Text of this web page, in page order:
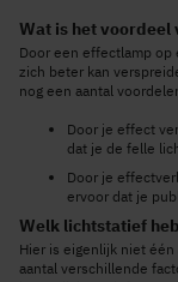
Wat is het voordeel
Door een effectlamp
zich beter kan
nog een aantal
Door je effect
dat je de felle
Door je
ervoor dat je
Welk lichtstatief
Hier is eigenlijk niet
aantal verschillende